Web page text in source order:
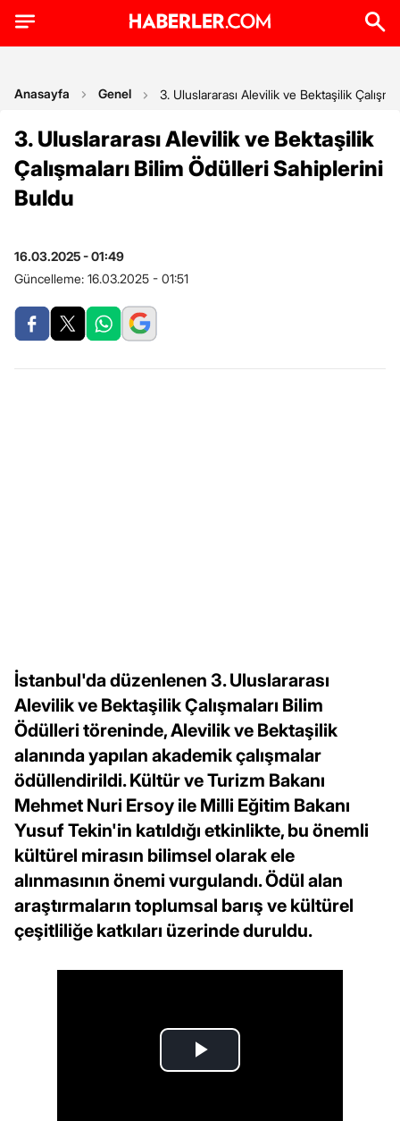
Anasayfa Genel 3. Uluslararası Alevilik ve Bektaşilik
3. Uluslararası Alevilik ve Bektaşilik
Çalışmaları Bilim Ödülleri Sahiplerini
Buldu
16.03.2025 - 01:49
Güncelleme: 16.03.2025 - 01:51
İstanbul'da düzenlenen 3. Uluslararası
Alevilik ve Bektaşilik Çalışmaları Bilim
Ödülleri töreninde, Alevilik ve Bektaşilik
alanında yapılan akademik çalışmalar
ödüllendirildi. Kültür ve Turizm Bakanı
Mehmet Nuri Ersoy ile Milli Eğitim Bakanı
Yusuf Tekin'in katıldığı etkinlikte, bu önemli
kültürel mirasın bilimsel olarak ele
alınmasının önemi vurgulandı. Ödül alan
araştırmaların toplumsal barış ve kültürel
çeşitliliğe katkıları üzerinde duruldu.